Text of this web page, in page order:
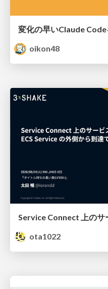
変化の早いClaude
oikon48
ota1022